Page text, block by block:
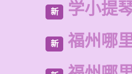
新 学小提
新 福州哪